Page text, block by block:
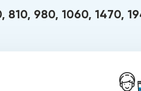
810, 980, 1060, 1470,